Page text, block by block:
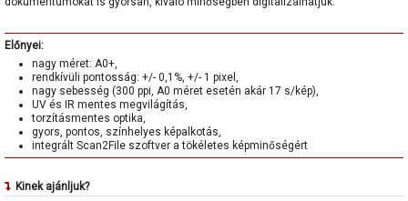
Előnyei:
nagy méret: A0+,
rendkívüli pontosság: +/- 0,1%, +/- 1 pixel,
nagy sebesség (300 ppi, A0 méret esetén akár 17 s/kép),
UV és IR mentes megvilágítás,
torzításmentes optika,
gyors, pontos, színhelyes képalkotás,
integrált Scan2File szoftver a tökéletes képminőségért
Kinek ajánljuk?